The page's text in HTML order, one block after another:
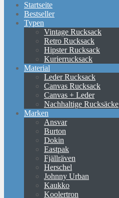
Startseite
Bestseller
Typen
Vintage Rucksack
Retro Rucksack
Hipster Rucksack
Kurierrucksack
Material
Leder Rucksack
Canvas Rucksack
Canvas + Leder
Nachhaltige Rucksäcke
Marken
Ansvar
Burton
Dokin
Eastpak
Fjällräven
Herschel
Johnny Urban
Kaukko
Koolertron